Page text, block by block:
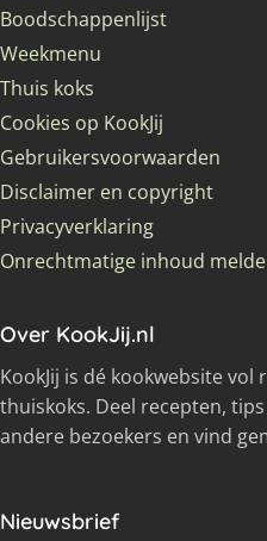
Boodschappenlijst
Weekmenu
Thuis koks
Cookies op KookJij
Gebruikersvoorwaarden
Disclaimer en copyright
Privacyverklaring
Onrechtmatige inhoud
Over KookJij.nl
KookJij is dé kookwebsite
thuiskoks. Deel recepten,
andere bezoekers en vind
Nieuwsbrief